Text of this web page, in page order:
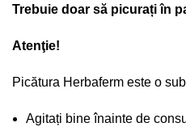
Trebuie doar să picurați în
Atenţie!
Picătura Herbaferm este o
Agitați bine înainte de